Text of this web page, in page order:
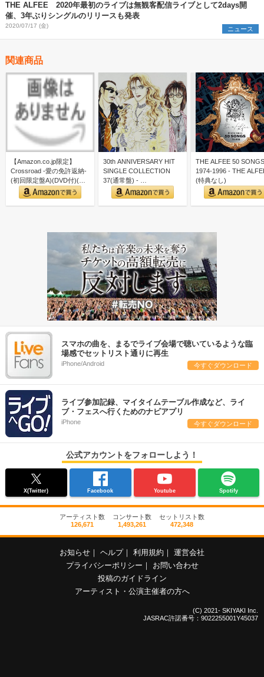
THE ALFEE 2020年最初のライブは無観客配信ライブとして2days開
催、3年ぶりシングルのリリースも発表
2020/07/17 (金) ニュース
関連商品
【Amazon.co.jp限定】
Crossroad -愛の免許返納-
(初回限定盤A)(DVD付)(…
30th ANNIVERSARY HIT
SINGLE COLLECTION
37(通常盤) - …
THE ALFEE 50 SONGS
1974-1996 - THE
(特典なし)
スマホの曲を、まるでライブ会場で聴いているような臨
場感でセットリスト通りに再生
iPhone/Android 今すぐダウンロード
ライブ参加記録、マイタイムテーブル作成など、ライ
ブ・フェスへ行くためのナビアプリ
iPhone 今すぐダウンロード
公式アカウントをフォローしよう！
X(Twitter) Facebook Youtube Spotify
アーティスト数
126,671
コンサート数
1,493,261
セットリスト数
472,348
お知らせ ｜ ヘルプ｜ 利用規約 ｜ 運営会社
プライバシーポリシー ｜
お問い合わせ
投稿のガイドライン
アーティスト・公演主催者の方へ
(C) 2021- SKIYAKI Inc.
JASRAC許諾番号：9022255001Y45037